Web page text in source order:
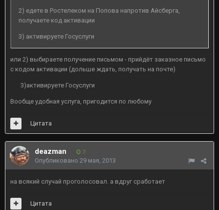
2) едете в Ростелеком на Попова напротив Айсберга,
получаете код активации
3) активируете Госуслуги
или 2) выбираете получение письмом - прийдёт заказное письмо
с кодом активации (дольше ждать, получать на почте)
3)активируете Госуслуги
Вообще удобная услуга, пригодится по любому
Цитата
deazman 7
Опубликовано 29 мая, 2013
на всякий случай проголосовал. а вдруг сработает
Цитата